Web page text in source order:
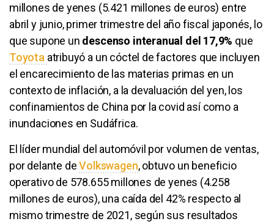
millones de yenes (5.421 millones de euros) entre
abril y junio, primer trimestre del año fiscal japonés, lo
que supone un descenso interanual del 17,9% que
Toyota atribuyó a un cóctel de factores que incluyen
el encarecimiento de las materias primas en un
contexto de inflación, a la devaluación del yen, los
confinamientos de China por la covid así como a
inundaciones en Sudáfrica.
El líder mundial del automóvil por volumen de ventas,
por delante deVolkswagen, obtuvo un beneficio
operativo de 578.655 millones de yenes (4.258
millones de euros), una caída del 42% respecto al
mismo trimestre de 2021, según sus resultados